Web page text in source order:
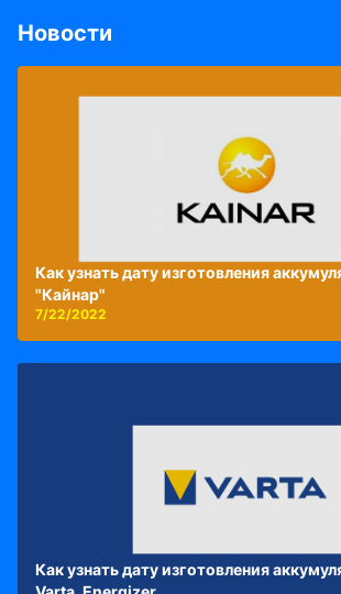
Новости
Как узнать дату изготовления
"Кайнар"
7/22/2022
Как узнать дату изготовления